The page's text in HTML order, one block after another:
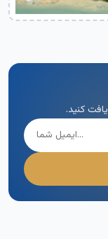
کنید.